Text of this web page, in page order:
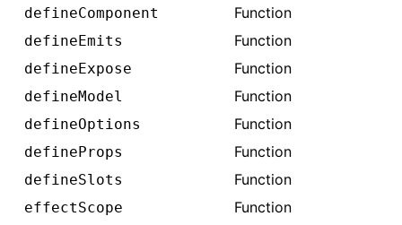
defineComponent Function
defineEmits Function
defineExpose Function
defineModel Function
defineOptions Function
defineProps Function
defineSlots Function
effectScope Function